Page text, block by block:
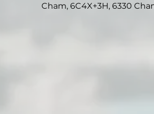
Cham, 6C4X+3H, 6330